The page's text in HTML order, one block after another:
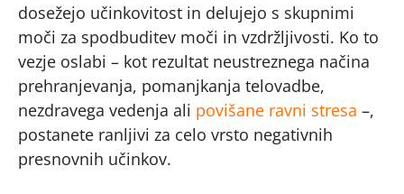
dosežejo učinkovitost in delujejo s skupnimi
moči za spodbuditev moči in vzdržljivosti. Ko to
vezje oslabi – kot rezultat neustreznega načina
prehranjevanja, pomanjkanja telovadbe,
nezdravega vedenja ali povišane ravni stresa –,
postanete ranljivi za celo vrsto negativnih
presnovnih učinkov.